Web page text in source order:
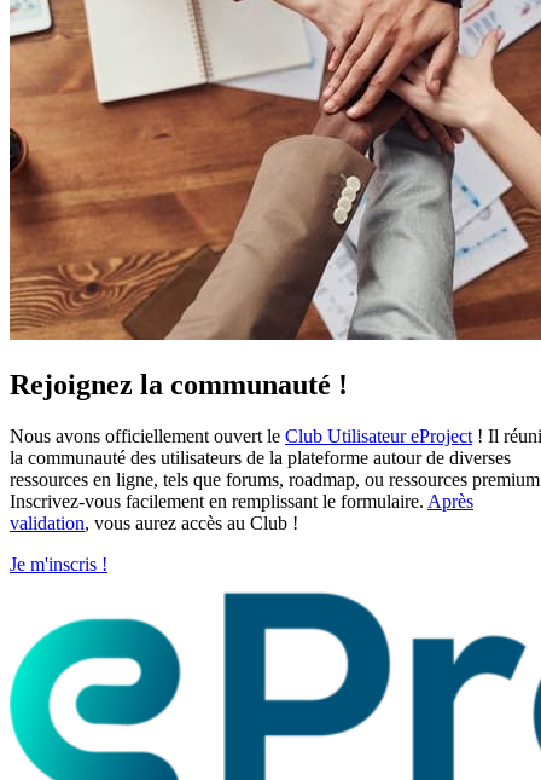
Rejoignez la communauté !
Nous avons officiellement ouvert le Club Utilisateur eProject ! Il
la communauté des utilisateurs de la plateforme autour de diverses
ressources en ligne, tels que forums, roadmap, ou ressources
Inscrivez-vous facilement en remplissant le formulaire. Après
validation, vous aurez accès au Club !
Je m'inscris !